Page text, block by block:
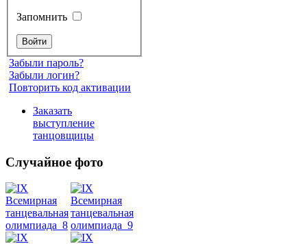
Запомнить
Забыли пароль?
Забыли логин?
Повторить код активации
Заказать
выступление
танцовщицы
Случайное фото